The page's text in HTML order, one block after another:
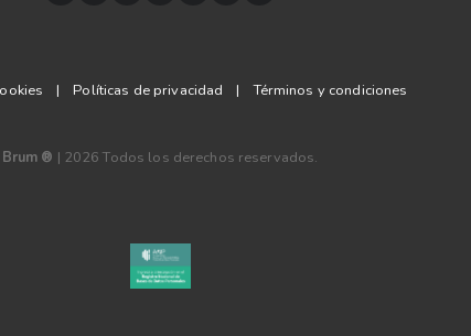
| Políticas de privacidad | Términos y condiciones
Brum ® | 2026 Todos los derechos reservados.